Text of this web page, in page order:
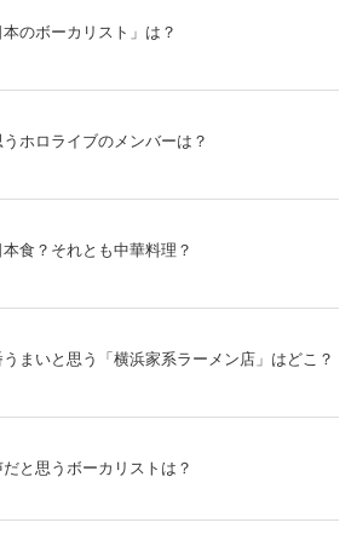
のボーカリスト」は？
ホロライブのメンバーは？
食？それとも中華料理？
まいと思う「横浜家系ラーメン店」はどこ？
と思うボーカリストは？